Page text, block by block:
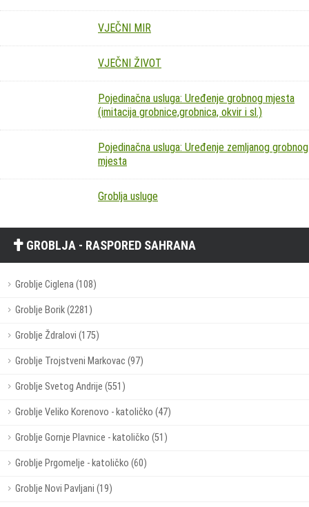
VJEČNI MIR
VJEČNI ŽIVOT
Pojedinačna usluga: Uređenje grobnog mjesta
(imitacija grobnice,grobnica, okvir i sl.)
Pojedinačna usluga: Uređenje zemljanog grobnog
mjesta
Groblja usluge
GROBLJA - RASPORED SAHRANA
Groblje Ciglena (108)
Groblje Borik (2281)
Groblje Ždralovi (175)
Groblje Trojstveni Markovac (97)
Groblje Svetog Andrije (551)
Groblje Veliko Korenovo - katoličko (47)
Groblje Gornje Plavnice - katoličko (51)
Groblje Prgomelje - katoličko (60)
Groblje Novi Pavljani (19)